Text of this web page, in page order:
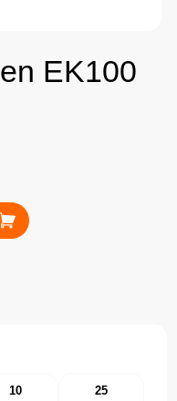
EK100
10 25